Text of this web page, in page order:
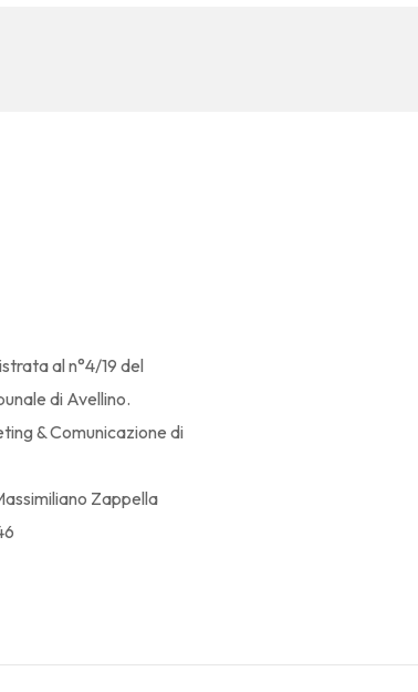
al n°4/19 del
di Avellino.
& Comunicazione di
Zappella